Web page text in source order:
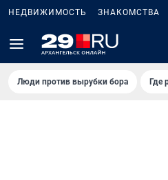
НЕДВИЖИМОСТЬ ЗНАКОМСТВА
Люди против вырубки бора Где